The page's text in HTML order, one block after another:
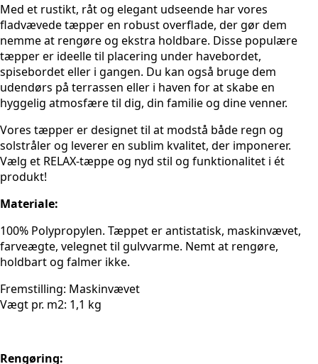
Med et rustikt, råt og elegant udseende har vores
fladvævede tæpper en robust overflade, der gør dem
nemme at rengøre og ekstra holdbare. Disse populære
tæpper er ideelle til placering under havebordet,
spisebordet eller i gangen. Du kan også bruge dem
udendørs på terrassen eller i haven for at skabe en
hyggelig atmosfære til dig, din familie og dine venner.
Vores tæpper er designet til at modstå både regn og
solstråler og leverer en sublim kvalitet, der imponerer.
Vælg et RELAX-tæppe og nyd stil og funktionalitet i ét
produkt!
Materiale:
100% Polypropylen. Tæppet er antistatisk, maskinvævet,
farveægte, velegnet til gulvvarme. Nemt at rengøre,
holdbart og falmer ikke.
Fremstilling: Maskinvævet
Vægt pr. m2: 1,1 kg
Rengøring: